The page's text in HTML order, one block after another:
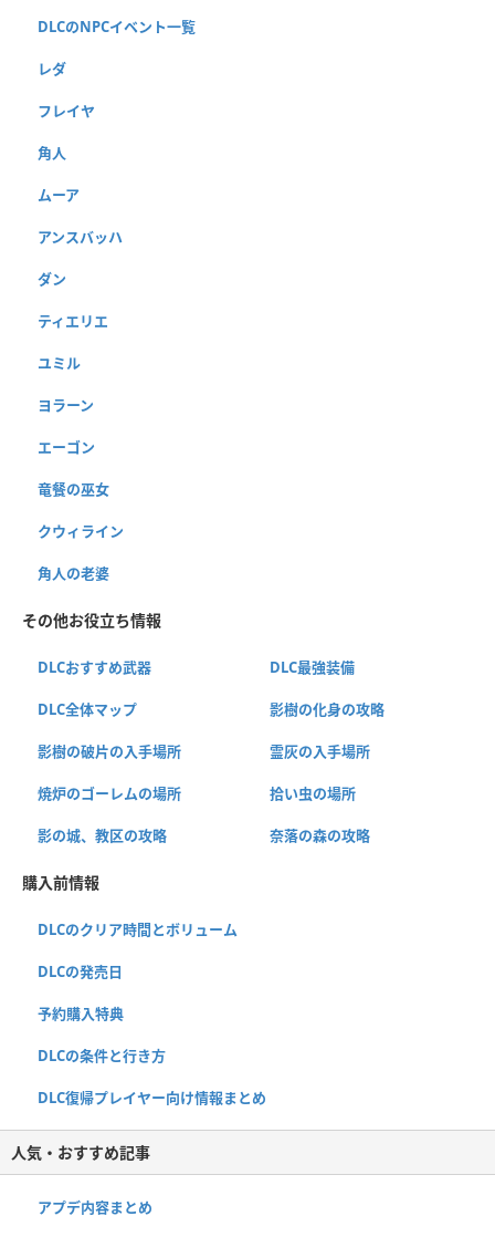
DLCのNPCイベント一覧
レダ
フレイヤ
角人
ムーア
アンスバッハ
ダン
ティエリエ
ユミル
ヨラーン
エーゴン
竜餐の巫女
クウィライン
角人の老婆
その他お役立ち情報
DLCおすすめ武器 DLC最強装備
DLC全体マップ 影樹の化身の攻略
影樹の破片の入手場所 霊灰の入手場所
焼炉のゴーレムの場所 拾い虫の場所
影の城、教区の攻略 奈落の森の攻略
購入前情報
DLCのクリア時間とボリューム
DLCの発売日
予約購入特典
DLCの条件と行き方
DLC復帰プレイヤー向け情報まとめ
人気・おすすめ記事
アプデ内容まとめ